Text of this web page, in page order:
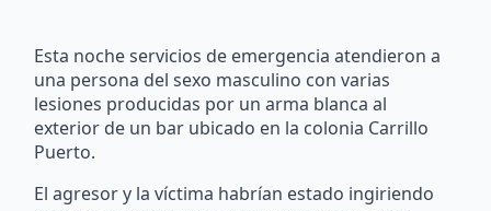
Esta noche servicios de emergencia atendieron a
una persona del sexo masculino con varias
lesiones producidas por un arma blanca al
exterior de un bar ubicado en la colonia Carrillo
Puerto.
El agresor y la víctima habrían estado ingiriendo